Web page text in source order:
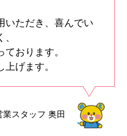
いただき、喜んでい
おります。
げます。
業スタッフ 奥田